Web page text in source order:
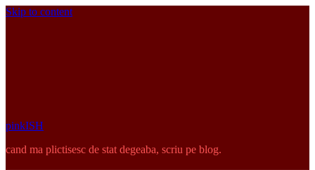
Skip to content
pinkISH
cand ma plictisesc de stat degeaba, scriu pe blog.